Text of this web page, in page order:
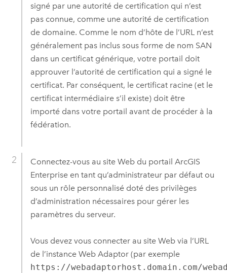
signé par une autorité de certification qui n’est
pas connue, comme une autorité de certification
de domaine. Comme le nom d’hôte de l’URL n’est
généralement pas inclus sous forme de nom SAN
dans un certificat générique, votre portail doit
approuver l’autorité de certification qui a signé le
certificat. Par conséquent, le certificat racine (et le
certificat intermédiaire s’il existe) doit être
importé dans votre portail avant de procéder à la
fédération.
Connectez-vous au site Web du portail ArcGIS
Enterpriseen tant qu’administrateur par défaut ou
sous un rôle personnalisé doté des privilèges
d’administration nécessaires pour gérer les
paramètres du serveur.
Vous devez vous connecter au site Web via l’URL
de l’instance Web Adaptor (par exemple
https://webadaptorhost.domain.com/